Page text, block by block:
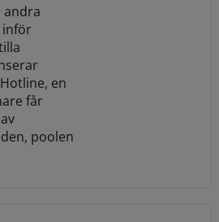
andra
inför
en
får
poolen